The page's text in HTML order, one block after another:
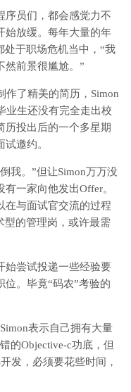
序员们，都会感觉力不
始放缓。每年大量的年
处于职场危机当中，“我
然前景很尴尬。”
作了精美的简历，Simon
业生还没有完全走出校
历投出后的一个多星期
邀约。
我。”但让Simon万万没
一家向他发出Offer。
在与面试官交流的过程
型的管理岗，或许最需
始尝试投递一些经验要
。毕竟“码农”考验的
表示自己拥有大量
的Objective-c功底，但
发，必须要花些时间，